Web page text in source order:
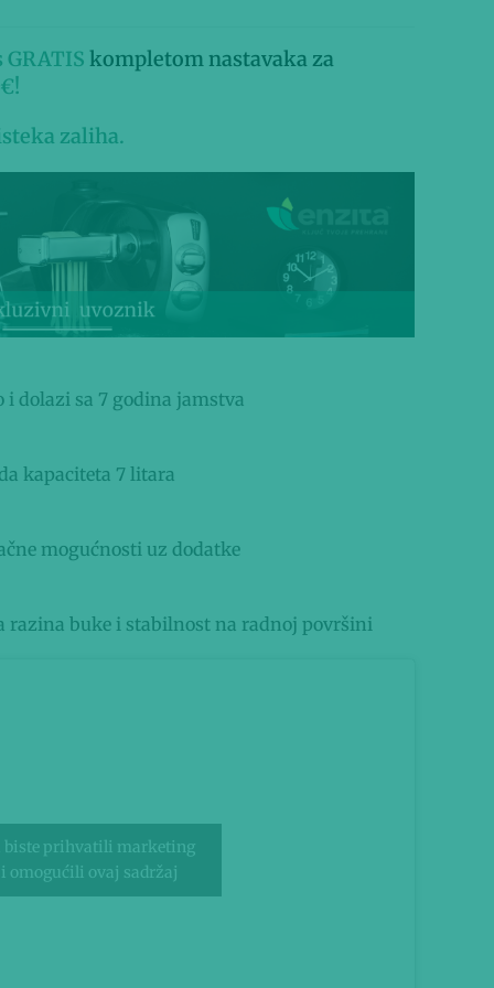
kompletom nastavaka za
zaliha.
dolazi sa 7 godina jamstva
kapaciteta 7 litara
mogućnosti uz dodatke
buke i stabilnost na radnoj površini
biste prihvatili marketing
i omogućili ovaj sadržaj